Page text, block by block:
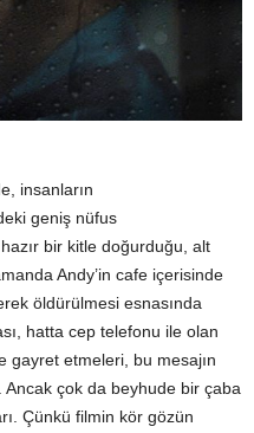
insanların
geniş nüfus
bir kitle doğurduğu, alt
Andy’in cafe içerisinde
öldürülmesi esnasında
hatta cep telefonu ile olan
gayret etmeleri, bu mesajın
Ancak çok da beyhude bir çaba
Çünkü filmin kör gözün